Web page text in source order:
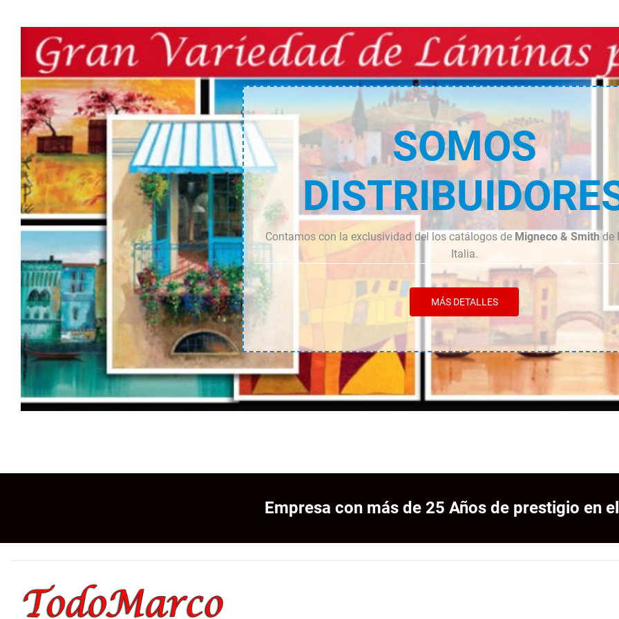
SOMOS
Contamos con la exclusividad del los catálogos de Migneco & Smith de
Italia.
MÁS DETALLES
Empresa con más de 25 Años de prestigio en